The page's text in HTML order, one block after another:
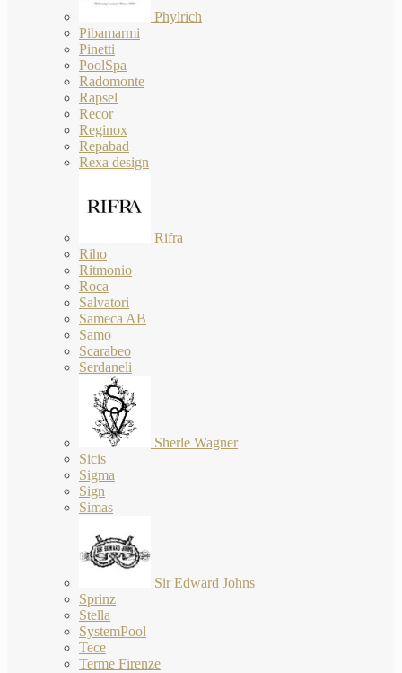
Phylrich
Pibamarmi
Pinetti
PoolSpa
Radomonte
Rapsel
Recor
Reginox
Repabad
Rexa design
Rifra
Riho
Ritmonio
Roca
Salvatori
Sameca AB
Samo
Scarabeo
Serdaneli
Sherle Wagner
Sicis
Sigma
Sign
Simas
Sir Edward Johns
Sprinz
Stella
SystemPool
Tece
Terme Firenze